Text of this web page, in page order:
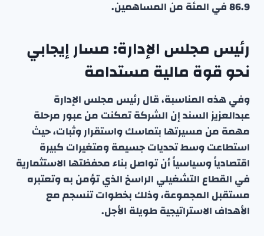
86.9 في المئة من المساهمين.
رئيس مجلس الإدارة: مسار إيجابي
نحو قوة مالية مستدامة
وفي هذه المناسبة، قال رئيس مجلس الإدارة
عبدالعزيز السند إن الشركة تمكنت من عبور مرحلة
مهمة من مسيرتها بتماسك واستقرار وثبات، حيث
استطاعت وسط تحديات جسيمة ومتغيرات كبيرة
اقتصادياً وسياسياً أن تواصل بناء محفظتها الاستثمارية
في القطاع التشغيلي الراسخ الذي تؤمن به وتعتبره
مستقبل المجموعة، وذلك بخطوات تنسجم مع
الأهداف الاستراتيجية طويلة الأجل.